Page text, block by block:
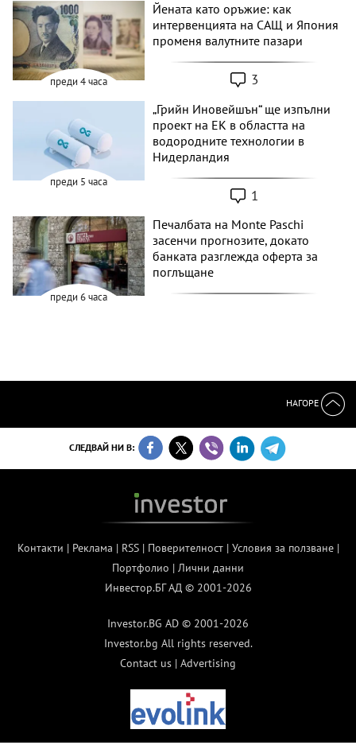
преди 4 часа
Йената като оръжие: как
интервенцията на САЩ и Япония
променя валутните пазари
3
преди 5 часа
„Грийн Иновейшън“ ще изпълни
проект на ЕК в областта на
водородните технологии в
Нидерландия
1
преди 6 часа
Печалбата на Monte Paschi
засенчи прогнозите, докато
банката разглежда оферта за
поглъщане
НАГОРЕ
СЛЕДВАЙ НИ В:
Контакти | Реклама | RSS| Поверителност| Условия за ползване|
Портфолио | Лични данни
Инвестор.БГ АД © 2001-2026
Investor.BG AD © 2001-2026
Investor.bg All rights reserved.
Contact us | Advertising